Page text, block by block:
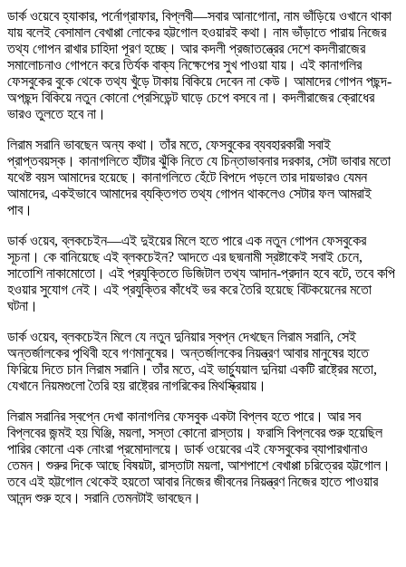
ডার্ক ওয়েবে হ্যাকার, পর্নোগ্রাফার, বিপ্লবী—সবার আনাগোনা, নাম ভাঁড়িয়ে ওখানে থাকা
যায় বলেই বেসামাল বেখাপ্পা লোকের হট্টগোল হওয়ারই কথা। নাম ভাঁড়াতে পারায় নিজের
তথ্য গোপন রাখার চাহিদা পূরণ হচ্ছে। আর কদলী প্রজাতন্ত্রের দেশে কদলীরাজের
সমালোচনাও গোপনে করে তির্যক বাক্য নিক্ষেপের সুখ পাওয়া যায়। এই কানাগলির
ফেসবুকের বুকে থেকে তথ্য খুঁড়ে টাকায় বিকিয়ে দেবেন না কেউ। আমাদের গোপন পছন্দ-
অপছন্দ বিকিয়ে নতুন কোনো প্রেসিডেন্ট ঘাড়ে চেপে বসবে না। কদলীরাজের ক্রোধের
ভারও তুলতে হবে না।
লিরাম সরানি ভাবছেন অন্য কথা। তাঁর মতে, ফেসবুকের ব্যবহারকারী সবাই
প্রাপ্তবয়স্ক। কানাগলিতে হাঁটার ঝুঁকি নিতে যে চিন্তাভাবনার দরকার, সেটা ভাবার মতো
যথেষ্ট বয়স আমাদের হয়েছে। কানাগলিতে হেঁটে বিপদে পড়লে তার দায়ভারও যেমন
আমাদের, একইভাবে আমাদের ব্যক্তিগত তথ্য গোপন থাকলেও সেটার ফল আমরাই
পাব।
ডার্ক ওয়েব, ব্লকচেইন—এই দুইয়ের মিলে হতে পারে এক নতুন গোপন ফেসবুকের
সূচনা। কে বানিয়েছে এই ব্লকচেইন? আদতে এর ছদ্মনামী স্রষ্টাকেই সবাই চেনে,
সাতোশি নাকামোতো। এই প্রযুক্তিতে ডিজিটাল তথ্য আদান-প্রদান হবে বটে, তবে কপি
হওয়ার সুযোগ নেই। এই প্রযুক্তির কাঁধেই ভর করে তৈরি হয়েছে বিটকয়েনের মতো
ঘটনা।
ডার্ক ওয়েব, ব্লকচেইন মিলে যে নতুন দুনিয়ার স্বপ্ন দেখছেন লিরাম সরানি, সেই
অন্তর্জালকের পৃথিবী হবে গণমানুষের। অন্তর্জালকের নিয়ন্ত্রণ আবার মানুষের হাতে
ফিরিয়ে দিতে চান লিরাম সরানি। তাঁর মতে, এই ভার্চ্যুয়াল দুনিয়া একটি রাষ্ট্রের মতো,
যেখানে নিয়মগুলো তৈরি হয় রাষ্ট্রের নাগরিকের মিথস্ক্রিয়ায়।
লিরাম সরানির স্বপ্নে দেখা কানাগলির ফেসবুক একটা বিপ্লব হতে পারে। আর সব
বিপ্লবের জন্মই হয় ঘিঞ্জি, ময়লা, সস্তা কোনো রাস্তায়। ফরাসি বিপ্লবের শুরু হয়েছিল
পারির কোনো এক নোংরা প্রমোদালয়ে। ডার্ক ওয়েবের এই ফেসবুকের ব্যাপারখানাও
তেমন। শুরুর দিকে আছে বিষয়টা, রাস্তাটা ময়লা, আশপাশে বেখাপ্পা চরিত্রের হট্টগোল।
তবে এই হট্টগোল থেকেই হয়তো আবার নিজের জীবনের নিয়ন্ত্রণ নিজের হাতে পাওয়ার
আনন্দ শুরু হবে। সরানি তেমনটাই ভাবছেন।